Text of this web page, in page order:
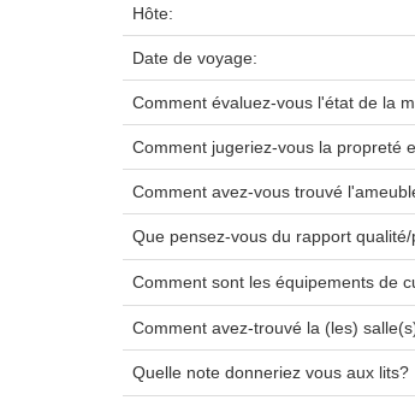
Hôte:
Date de voyage:
Comment évaluez-vous l'état de la
Comment jugeriez-vous la propreté
Comment avez-vous trouvé
Que pensez-vous du rapport qualité/
Comment sont les équipements de
Comment avez-trouvé la (les)
Quelle note donneriez vous aux lits?